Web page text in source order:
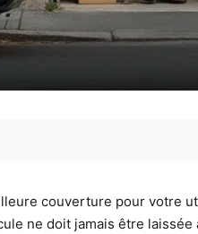
couverture pour votre
ne doit jamais être